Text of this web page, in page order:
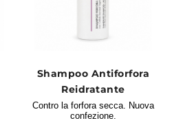
Shampoo Antiforfora
Reidratante
Contro la forfora secca. Nuova
confezione.